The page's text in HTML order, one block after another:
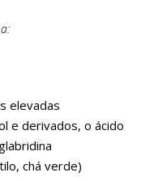
elevadas
e derivados, o ácido
chá verde)